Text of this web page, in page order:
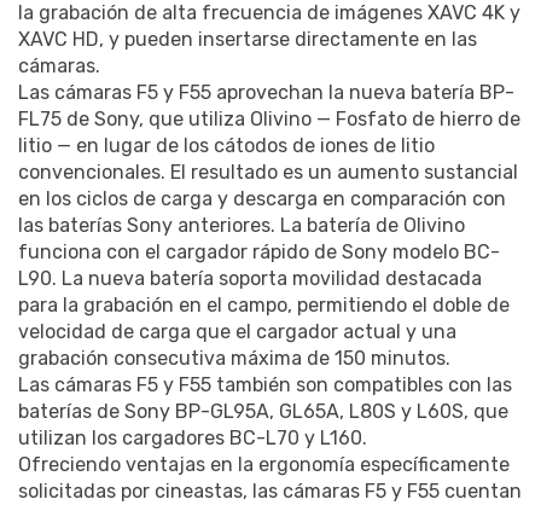
la grabación de alta frecuencia de imágenes XAVC 4K y
XAVC HD, y pueden insertarse directamente en las
cámaras.
Las cámaras F5 y F55 aprovechan la nueva batería BP-
FL75 de Sony, que utiliza Olivino — Fosfato de hierro de
litio — en lugar de los cátodos de iones de litio
convencionales. El resultado es un aumento sustancial
en los ciclos de carga y descarga en comparación con
las baterías Sony anteriores. La batería de Olivino
funciona con el cargador rápido de Sony modelo BC-
L90. La nueva batería soporta movilidad destacada
para la grabación en el campo, permitiendo el doble de
velocidad de carga que el cargador actual y una
grabación consecutiva máxima de 150 minutos.
Las cámaras F5 y F55 también son compatibles con las
baterías de Sony BP-GL95A, GL65A, L80S y L60S, que
utilizan los cargadores BC-L70 y L160.
Ofreciendo ventajas en la ergonomía específicamente
solicitadas por cineastas, las cámaras F5 y F55 cuentan